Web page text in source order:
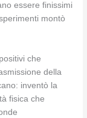
essere finissimi
montò
che
della
inventò la
fisica che